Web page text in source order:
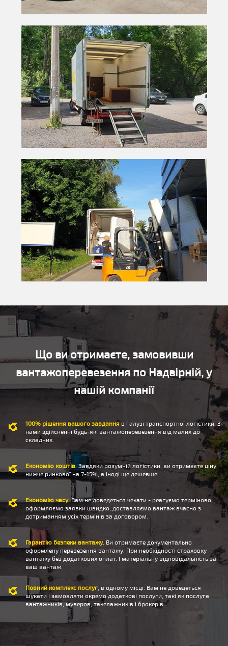
Що ви отримаєте, замовивши
вантажоперевезення по Надвірній, у
нашій компанії
100% рішення вашого завданняв галузі транспортної логістики. З
нами здійсненні будь-які вантажоперевезення від малих до
складних.
Економію коштів . Завдяки розумній логістики, ви отримаєте ціну
нижче ринкової на 7-15%, а іноді ще дешевше.
Економію часу. Вам не доведеться чекати - реагуємо терміново,
оформляємо заявки швидко, доставляємо вантаж вчасно з
дотриманням усіх термінів за договором.
Гарантію безпеки вантажу. Ви отримаєте документально
оформлену перевезення вантажу. При необхідності страховку
вантажу без додаткових оплат. І матеріальну відповідальність за
ваш вантаж.
Повний комплекс послуг , в одному місці. Вам не доведеться
шукати і замовляти окремо додаткові послуги, такі як послуга
вантажників, муверов, такелажників і брокерів.